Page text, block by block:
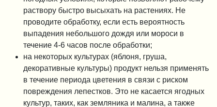
раствору быстро высыхать на растениях. Не
проводите обработку, если есть вероятность
выпадения небольшого дождя или мороси в
течение 4-6 часов после обработки;
на некоторых культурах (яблоня, груша,
декоративные культуры) продукт нельзя применять
в течение периода цветения в связи с риском
повреждения лепестков. Это не касается ягодных
культур, таких, как земляника и малина, а также